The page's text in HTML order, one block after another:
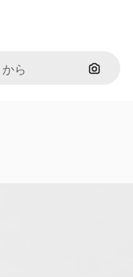
画像で